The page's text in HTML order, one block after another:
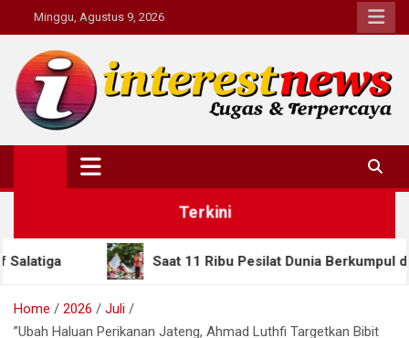
to
content
Minggu, Agustus 9, 2026
Interestnews.or.id
Terkini
Saat 11 Ribu Pesilat Dunia Berkumpul di Semarang,
Home 2026
Juli
​”Ubah Haluan Perikanan Jateng, Ahmad Luthfi Targetkan Bibit